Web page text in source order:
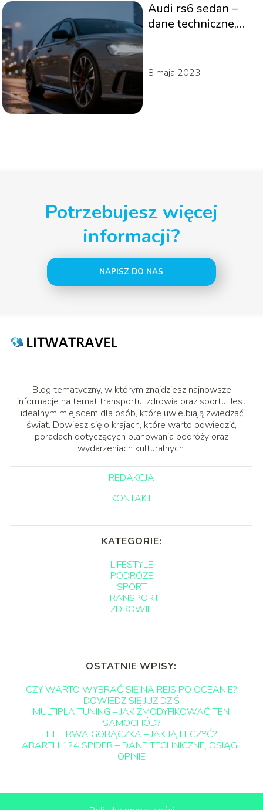
Audi rs6 sedan –
dane techniczne,
8 maja 2023
Potrzebujesz więcej
informacji?
NAPISZ DO NAS
Blog tematyczny, w którym znajdziesz najnowsze
informacje na temat transportu, zdrowia oraz sportu. Jest
idealnym miejscem dla osób, które uwielbiają zwiedzać
świat. Dowiesz się o krajach, które warto odwiedzić,
poradach dotyczących planowania podróży oraz
wydarzeniach kulturalnych.
REDAKCJA
KONTAKT
KATEGORIE:
LIFESTYLE
PODRÓŻE
SPORT
TRANSPORT
ZDROWIE
OSTATNIE WPISY:
CZY WARTO WYBRAĆ SIĘ NA REJS PO OCEANIE?
DOWIEDZ SIĘ JUŻ DZIŚ
MULTIPLA TUNING – JAK ZMODYFIKOWAĆ TEN
SAMOCHÓD?
ILE TRWA GORĄCZKA – JAK JĄ LECZYĆ?
ABARTH 124 SPIDER – DANE TECHNICZNE, OSIĄGI,
OPINIE